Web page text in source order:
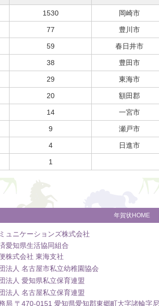
1530 岡崎市
77 豊川市
59 春日井市
38 豊田市
29 東海市
20 額田郡
14 一宮市
9 瀬戸市
4 日進市
1
年賀状HOME
ュニケーションズ株式会社
愛知県生活協同組合
株式会社 東海支社
法人 名古屋市私立幼稚園協会
法人 愛知県私立保育連盟
法人 名古屋私立保育連盟
局 〒470-0151 愛知県愛知郡東郷町大字諸輪字